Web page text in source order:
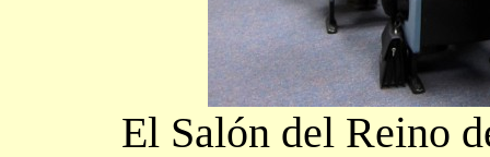
El Salón del Reino